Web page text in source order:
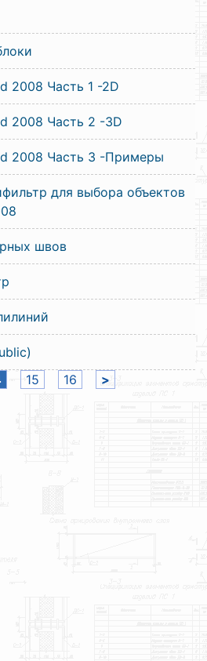
2008 Часть 1 -2D
2008 Часть 2 -3D
2008 Часть 3 -Примеры
для выбора объектов
швов
15 16 >